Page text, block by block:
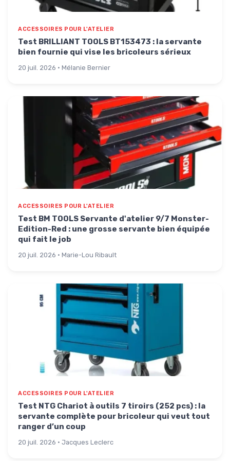
ACCESSOIRES POUR L'ATELIER
Test BRILLIANT TOOLS BT153473 : la servante
bien fournie qui vise les bricoleurs sérieux
20 juil. 2026 · Mélanie Bernier
ACCESSOIRES POUR L'ATELIER
Test BM TOOLS Servante d'atelier 9/7 Monster-
Edition-Red : une grosse servante bien équipée
qui fait le job
20 juil. 2026 · Marie-Lou Ribault
ACCESSOIRES POUR L'ATELIER
Test NTG Chariot à outils 7 tiroirs (252 pcs) : la
servante complète pour bricoleur qui veut tout
ranger d’un coup
20 juil. 2026 · Jacques Leclerc